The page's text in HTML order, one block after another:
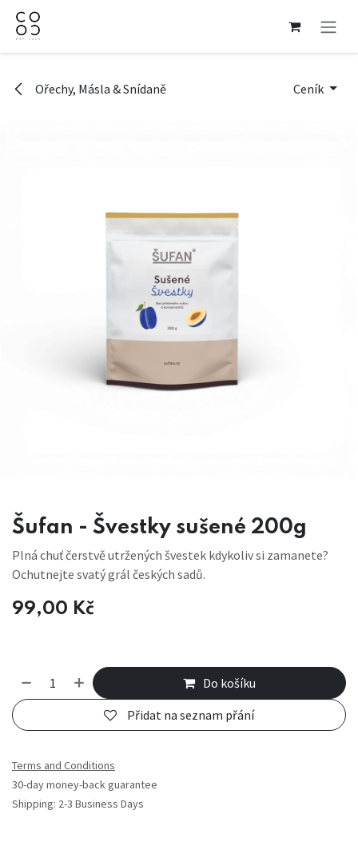
Přejít na obsah
Ořechy, Másla & Snídaně Ceník
Šufan - Švestky sušené 200g
Plná chuť čerstvě utržených švestek kdykoliv si zamanete?
Ochutnejte svatý grál českých sadů.
99,00 Kč
Do košíku
Přidat na seznam přání
Terms and Conditions
30-day money-back guarantee
Shipping: 2-3 Business Days